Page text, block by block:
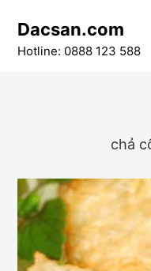
content
Dacsan.com
Hotline: 0888 123 588
chả